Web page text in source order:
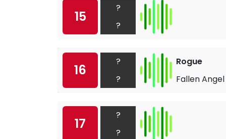
15
?
?
16
?
?
Rogue
Fallen Angel
17
?
?